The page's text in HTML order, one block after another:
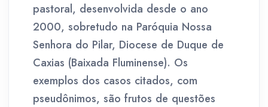
pastoral, desenvolvida desde o ano
2000, sobretudo na Paróquia Nossa
Senhora do Pilar, Diocese de Duque de
Caxias (Baixada Fluminense). Os
exemplos dos casos citados, com
pseudônimos, são frutos de questões